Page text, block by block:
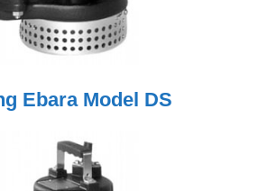
Ebara Model DS